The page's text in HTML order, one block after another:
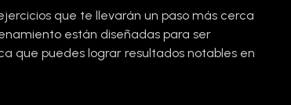
que te llevarán un paso más cerca
están diseñadas para ser
que puedes lograr resultados notables en